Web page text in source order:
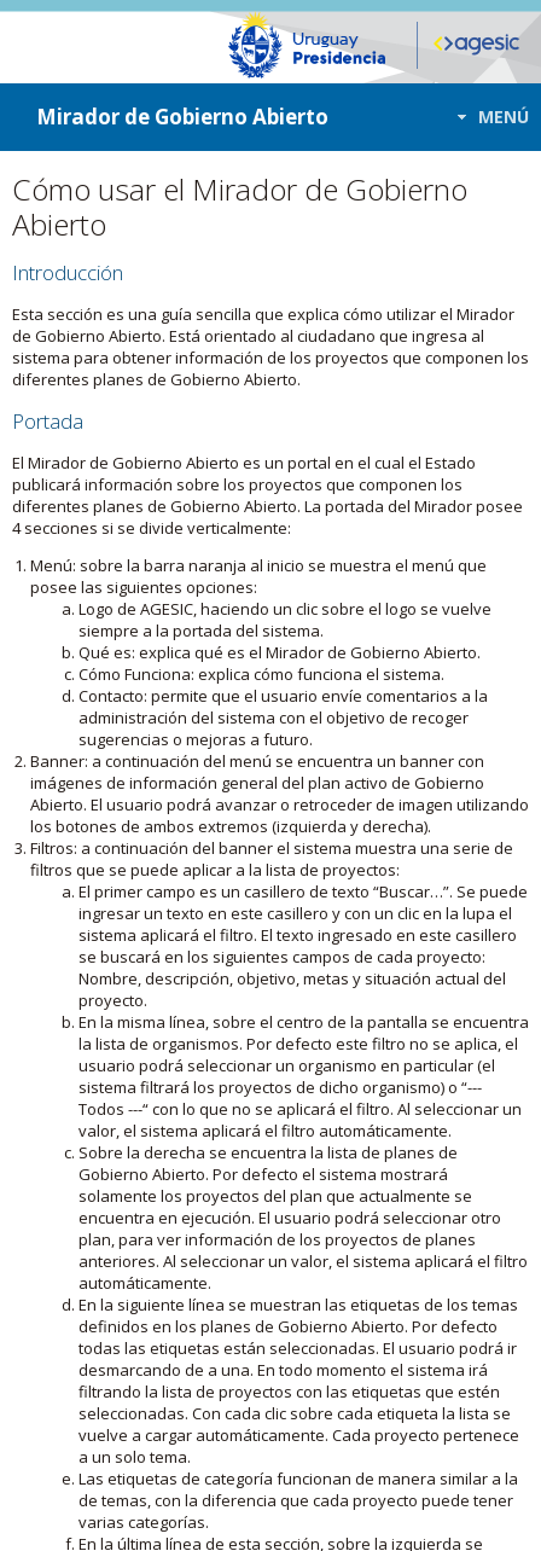
ir a contenido
ir al menú
Mirador de Gobierno Abierto MENÚ
Cómo usar el Mirador de Gobierno
Abierto
Introducción
Esta sección es una guía sencilla que explica cómo utilizar el Mirador
de Gobierno Abierto. Está orientado al ciudadano que ingresa al
sistema para obtener información de los proyectos que componen los
diferentes planes de Gobierno Abierto.
Portada
El Mirador de Gobierno Abierto es un portal en el cual el Estado
publicará información sobre los proyectos que componen los
diferentes planes de Gobierno Abierto. La portada del Mirador posee
4 secciones si se divide verticalmente:
Menú: sobre la barra naranja al inicio se muestra el menú que
posee las siguientes opciones:
Logo de AGESIC, haciendo un clic sobre el logo se vuelve
siempre a la portada del sistema.
Qué es: explica qué es el Mirador de Gobierno Abierto.
Cómo Funciona: explica cómo funciona el sistema.
Contacto: permite que el usuario envíe comentarios a la
administración del sistema con el objetivo de recoger
sugerencias o mejoras a futuro.
Banner: a continuación del menú se encuentra un banner con
imágenes de información general del plan activo de Gobierno
Abierto. El usuario podrá avanzar o retroceder de imagen utilizando
los botones de ambos extremos (izquierda y derecha).
Filtros: a continuación del banner el sistema muestra una serie de
filtros que se puede aplicar a la lista de proyectos:
El primer campo es un casillero de texto “Buscar…”. Se puede
ingresar un texto en este casillero y con un clic en la lupa el
sistema aplicará el filtro. El texto ingresado en este casillero
se buscará en los siguientes campos de cada proyecto:
Nombre, descripción, objetivo, metas y situación actual del
proyecto.
En la misma línea, sobre el centro de la pantalla se encuentra
la lista de organismos. Por defecto este filtro no se aplica, el
usuario podrá seleccionar un organismo en particular (el
sistema filtrará los proyectos de dicho organismo) o “---
Todos ---“ con lo que no se aplicará el filtro. Al seleccionar un
valor, el sistema aplicará el filtro automáticamente.
Sobre la derecha se encuentra la lista de planes de
Gobierno Abierto. Por defecto el sistema mostrará
solamente los proyectos del plan que actualmente se
encuentra en ejecución. El usuario podrá seleccionar otro
plan, para ver información de los proyectos de planes
anteriores. Al seleccionar un valor, el sistema aplicará el filtro
automáticamente.
En la siguiente línea se muestran las etiquetas de los temas
definidos en los planes de Gobierno Abierto. Por defecto
todas las etiquetas están seleccionadas. El usuario podrá ir
desmarcando de a una. En todo momento el sistema irá
filtrando la lista de proyectos con las etiquetas que estén
seleccionadas. Con cada clic sobre cada etiqueta la lista se
vuelve a cargar automáticamente. Cada proyecto pertenece
a un solo tema.
Las etiquetas de categoría funcionan de manera similar a la
de temas, con la diferencia que cada proyecto puede tener
varias categorías.
En la última línea de esta sección, sobre la izquierda se